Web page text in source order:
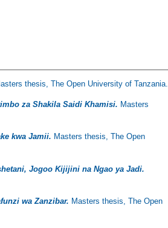
thesis, The Open University of Tanzania.
za Shakila Saidi Khamisi. Masters
kwa Jamii. Masters thesis, The Open
Jogoo Kijijini na Ngao ya Jadi.
wa Zanzibar. Masters thesis, The Open